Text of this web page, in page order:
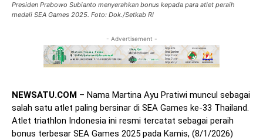
Presiden Prabowo Subianto menyerahkan bonus kepada para atlet peraih
medali SEA Games 2025. Foto: Dok./Setkab RI
- Advertisement -
NEWSATU.COM – Nama Martina Ayu Pratiwi muncul sebagai
salah satu atlet paling bersinar di SEA Games ke-33 Thailand.
Atlet triathlon Indonesia ini resmi tercatat sebagai peraih
bonus terbesar SEA Games 2025 pada Kamis, (8/1/2026)